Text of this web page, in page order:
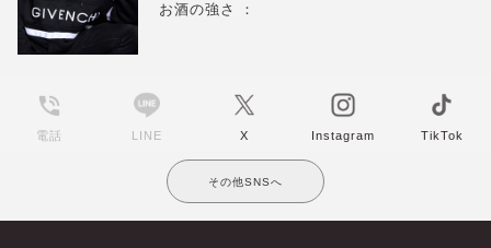
お酒の強さ
：
電話 LINE X Instagram TikTok
その他SNSへ